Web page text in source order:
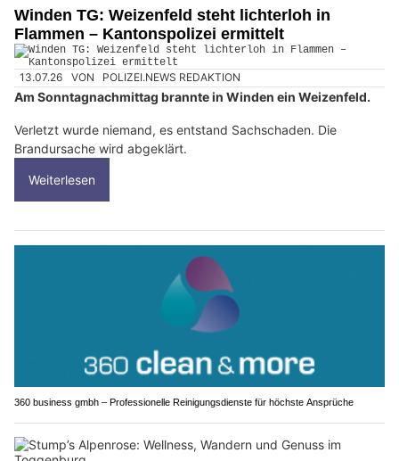
Winden TG: Weizenfeld steht lichterloh in
Flammen – Kantonspolizei ermittelt
13.07.26 VON POLIZEI.NEWS REDAKTION
Am Sonntagnachmittag brannte in Winden ein Weizenfeld.
Verletzt wurde niemand, es entstand Sachschaden. Die
Brandursache wird abgeklärt.
Weiterlesen
360 business gmbh – Professionelle Reinigungsdienste für höchste Ansprüche